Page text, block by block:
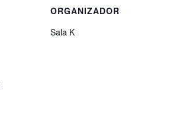
ORGANIZADOR
Sala K